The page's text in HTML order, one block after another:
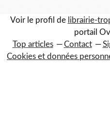
Voir le profil de librairie-
portail
Top articles
Contact
Cookies et données